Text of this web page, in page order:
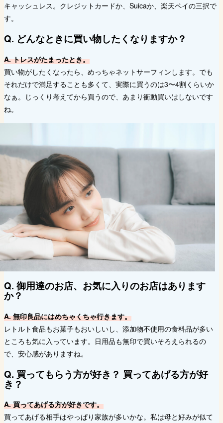
キャッシュレス。クレジットカードか、Suicaか、楽天ペイの三択で
す。
Q. どんなときに買い物したくなりますか？
A. トレスがたまったとき。
買い物がしたくなったら、めっちゃネットサーフィンします。でも
それだけで満足することも多くて、実際に買うのは3〜4割くらいか
なぁ。じっくり考えてから買うので、あまり衝動買いはしないです
ね。
Q. 御用達のお店、お気に入りのお店はあります
か？
A. 無印良品にはめちゃくちゃ行きます。
レトルト食品もお菓子もおいしいし、添加物不使用の食料品が多い
ところも気に入っています。日用品も無印で買いそろえられるの
で、安心感がありますね。
Q. 買ってもらう方が好き？ 買ってあげる方が好
き？
A. 買ってあげる方が好きです。
買ってあげる相手はやっぱり家族が多いかな。私は母と好みが似て